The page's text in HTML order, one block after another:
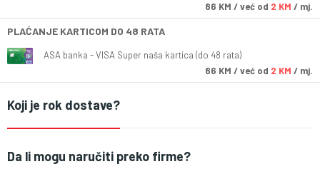
86 KM / već od 2 KM / mj.
PLAĆANJE KARTICOM DO 48 RATA
ASA banka - VISA Super naša kartica (do 48 rata)
86 KM / već od 2 KM / mj.
Koji je rok dostave?
Da li mogu naručiti preko firme?